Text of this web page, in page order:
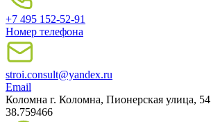
+7 495 152-52-91
Номер телефона
stroi.consult@yandex.ru
Email
Коломна г. Коломна, Пионерская улица, 54
38.759466